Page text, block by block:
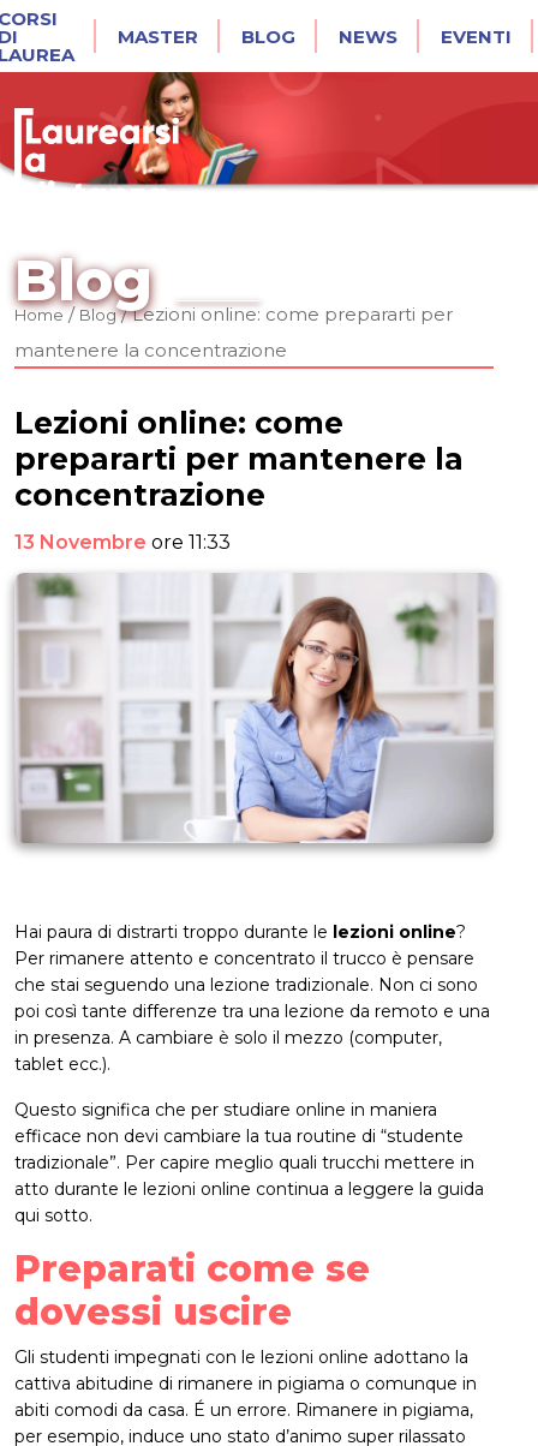
MASTER BLOG NEWS EVENTI
Blog
Home/Blog/Lezioni online: come prepararti per
mantenere la concentrazione
Lezioni online: come
prepararti per mantenere la
concentrazione
13 Novembre ore 11:33
Hai paura di distrarti troppo durante le lezioni online?
Per rimanere attento e concentrato il trucco è pensare
che stai seguendo una lezione tradizionale. Non ci sono
poi così tante differenze tra una lezione da remoto e una
in presenza. A cambiare è solo il mezzo (computer,
tablet ecc.).
Questo significa che per studiare online in maniera
efficace non devi cambiare la tua routine di “studente
tradizionale”. Per capire meglio quali trucchi mettere in
atto durante le lezioni online continua a leggere la guida
qui sotto.
Preparati come se
dovessi uscire
Gli studenti impegnati con le lezioni online adottano la
cattiva abitudine di rimanere in pigiama o comunque in
abiti comodi da casa. É un errore. Rimanere in pigiama,
per esempio, induce uno stato d’animo super rilassato